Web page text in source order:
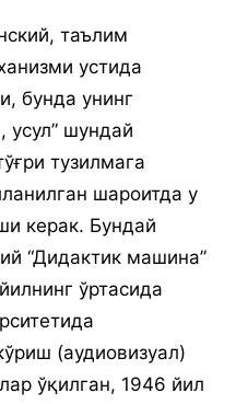
таълим
устида
бунда унинг
усул” шундай
тузилмага
шароитда у
керак. Бундай
“Дидактик машина”
ўртасида
(аудиовизуал)
ўқилган, 1946 йил